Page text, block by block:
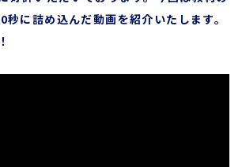
に詰め込んだ動画を紹介いたします。